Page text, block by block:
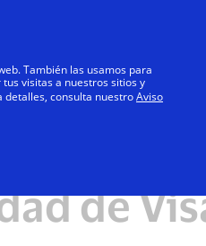
Innovadores Todos
de
También las usamos para
visitas a nuestros sitios y
detalles, consulta nuestroAviso